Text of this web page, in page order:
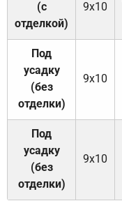
(с
отделкой)
9х10
Под
усадку
(без
отделки)
9х10
Под
усадку
(без
отделки)
9х10